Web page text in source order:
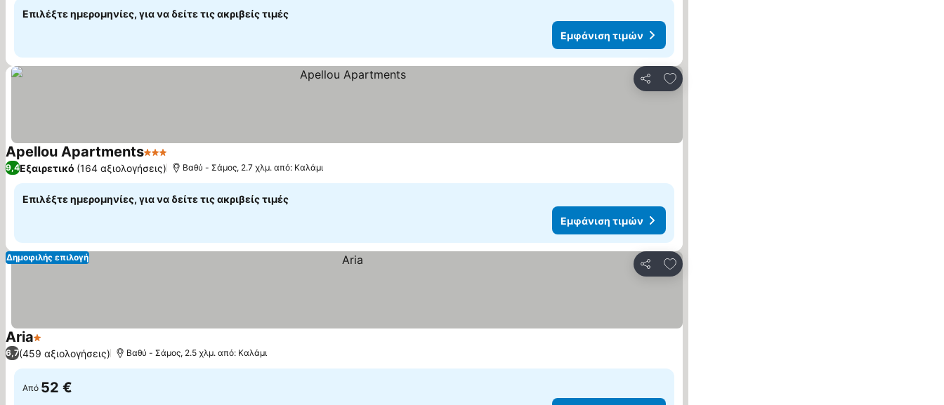
Επιλέξτε ημερομηνίες, για να δείτε τις ακριβείς τιμές
Εμφάνιση τιμών
Κοινοποίηση
Προσθήκη στα αγαπημένα
Apellou Apartments3 ΑστέριαΕμφάνιση τιμών
9,4Εξαιρετικό (164 αξιολογήσεις) Βαθύ - Σάμος, 2.7 χλμ. από: Καλάμι
Επιλέξτε ημερομηνίες, για να δείτε τις ακριβείς τιμές
Εμφάνιση τιμών
Κοινοποίηση
Προσθήκη στα αγαπημένα
Δημοφιλής επιλογή
Aria1 Αστέρια
Εμφάνιση τιμών
6,7(459 αξιολογήσεις) Βαθύ - Σάμος, 2.5 χλμ. από: Καλάμι
Από 52 €